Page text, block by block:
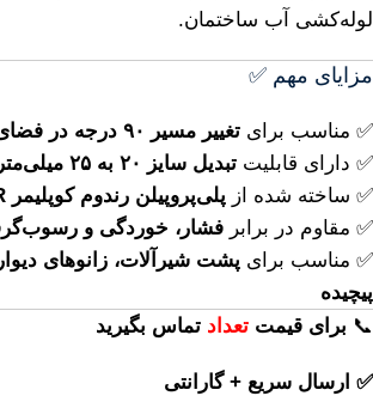
لوله‌کشی آب ساختمان.
مزایای مهم ✅
✅ مناسب برای تغییر مسیر ۹۰ درجه در فضای محدود
✅ دارای قابلیت تبدیل سایز ۲۰ به ۲۵ میلی‌متر
✅ ساخته شده از پلی‌پروپیلن رندوم کوپلیمر PP-R
✅ مقاوم در برابر فشار، خوردگی و
✅ مناسب برای پشت شیرآلات، زانوهای
پیچیده
📞 برای قیمت تعداد تماس بگیرید
✅ ارسال سریع + گارانتی